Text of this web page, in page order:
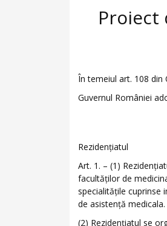
Proiect
În temeiul art. 108 din
Guvernul României
Rezidenţiatul
Art. 1. – (1)
facultăţilor de
specialităţile cuprinse
de asistenţă medicala.
(2) Rezidenţiatul se